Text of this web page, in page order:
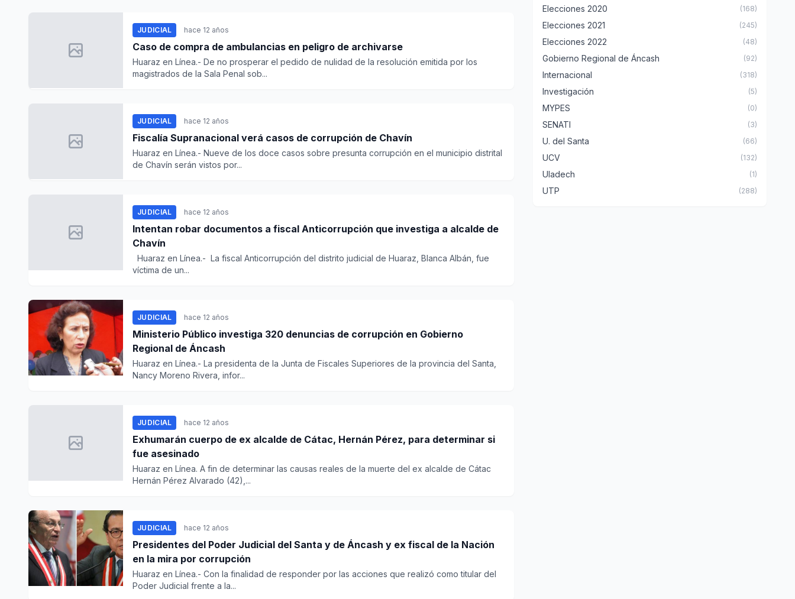
JUDICIAL hace 12 años
Caso de compra de ambulancias en peligro de archivarse
Huaraz en Línea.- De no prosperar el pedido de nulidad de la resolución emitida por los
magistrados de la Sala Penal sob...
JUDICIAL hace 12 años
Fiscalía Supranacional verá casos de corrupción de Chavín
Huaraz en Línea.- Nueve de los doce casos sobre presunta corrupción en el municipio distrital
de Chavín serán vistos por...
JUDICIAL hace 12 años
Intentan robar documentos a fiscal Anticorrupción que investiga a alcalde de
Chavín
Huaraz en Línea.- La fiscal Anticorrupción del distrito judicial de Huaraz, Blanca Albán, fue
víctima de un...
JUDICIAL hace 12 años
Ministerio Público investiga 320 denuncias de corrupción en Gobierno
Regional de Áncash
Huaraz en Línea.- La presidenta de la Junta de Fiscales Superiores de la provincia del Santa,
Nancy Moreno Rivera, infor...
JUDICIAL hace 12 años
Exhumarán cuerpo de ex alcalde de Cátac, Hernán Pérez, para determinar si
fue asesinado
Huaraz en Línea. A fin de determinar las causas reales de la muerte del ex alcalde de Cátac
Hernán Pérez Alvarado (42),...
JUDICIAL hace 12 años
Presidentes del Poder Judicial del Santa y de Áncash y ex fiscal de la Nación
en la mira por corrupción
Huaraz en Línea.- Con la finalidad de responder por las acciones que realizó como titular del
Poder Judicial frente a la...
Elecciones 2020 (168)
Elecciones 2021 (245)
Elecciones 2022 (48)
Gobierno Regional de Áncash (92)
Internacional (318)
Investigación (5)
MYPES (0)
SENATI (3)
U. del Santa (66)
UCV (132)
Uladech (1)
UTP (288)